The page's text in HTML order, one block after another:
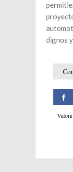
dignos
Valora